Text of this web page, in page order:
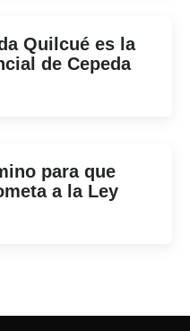
Quilcué es la
de Cepeda
para que
a la Ley